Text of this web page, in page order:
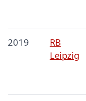
2019
RB
Leipzig